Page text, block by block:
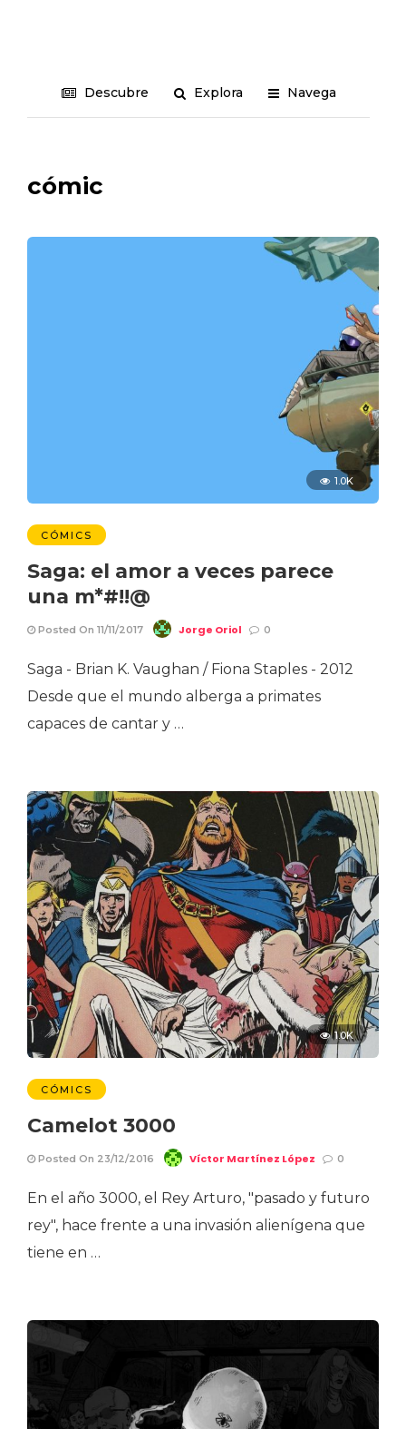
Descubre Explora Navega
cómic
1.0K
CÓMICS
Saga: el amor a veces parece
una m*#!!@
Posted On 11/11/2017 Jorge Oriol 0
Saga - Brian K. Vaughan / Fiona Staples - 2012
Desde que el mundo alberga a primates
capaces de cantar y …
1.0K
CÓMICS
Camelot 3000
Posted On 23/12/2016 Víctor Martínez López 0
En el año 3000, el Rey Arturo, "pasado y futuro
rey", hace frente a una invasión alienígena que
tiene en …